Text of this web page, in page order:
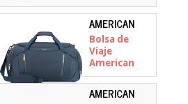
AMERICAN
TOURISTER -
159232-1265
Bolsa de
Viaje
American
Tourister
Wanderlite
S/
AMERICAN